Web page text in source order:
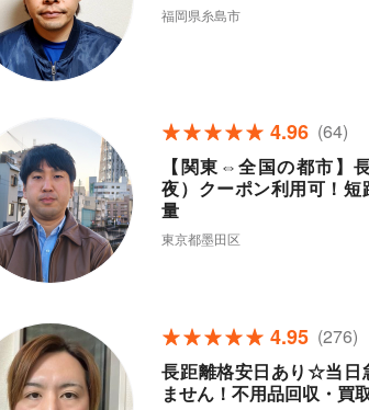
福岡県糸島市
4.96 (64)
【関東⇔全国の都市】
夜）クーポン利用可！
量
東京都墨田区
4.95 (276)
長距離格安日あり☆当日
ません！不用品回収・買